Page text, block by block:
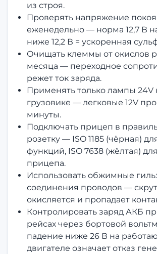
из строя.
Проверять напряжение
еженедельно — норма 12,7 В
ниже 12,2 В = ускоренная
Очищать клеммы от окислов
месяца — переходное
режет ток заряда.
Применять только лампы 24V
грузовике — легковые 12V
минуты.
Подключать прицеп в
розетку — ISO 1185 (чёрная)
функций, ISO 7638 (жёлтая)
прицепа.
Использовать обжимные
соединения проводов —
окисляется и пропадает
Контролировать заряд АКБ
рейсах через бортовой
падение ниже 26 В на
двигателе означает отказ